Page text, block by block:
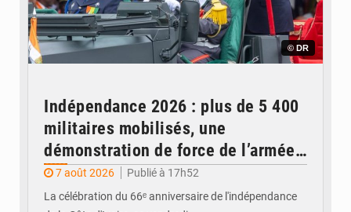
© DR
Indépendance 2026 : plus de 5 400
militaires mobilisés, une
démonstration de force de l’armée
ivoirienne à Yopougon
7 août 2026
Publié à 17h52
La célébration du 66ᵉ anniversaire de l'indépendance